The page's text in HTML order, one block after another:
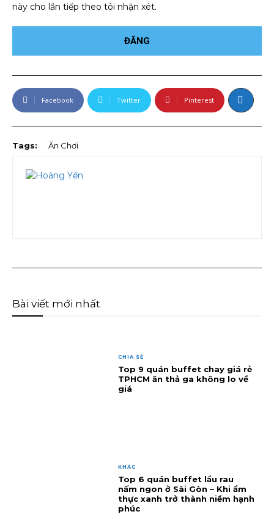
này cho lần tiếp theo tôi nhận xét.
Facebook Twitter Pinterest
Tags: Ăn Chơi
Bài viết mới nhất
CHIA SẺ
Top 9 quán buffet chay giá rẻ
TPHCM ăn thả ga không lo về
giá
KHÁC
Top 6 quán buffet lẩu rau
nấm ngon ở Sài Gòn – Khi ẩm
thực xanh trở thành niềm hạnh
phúc